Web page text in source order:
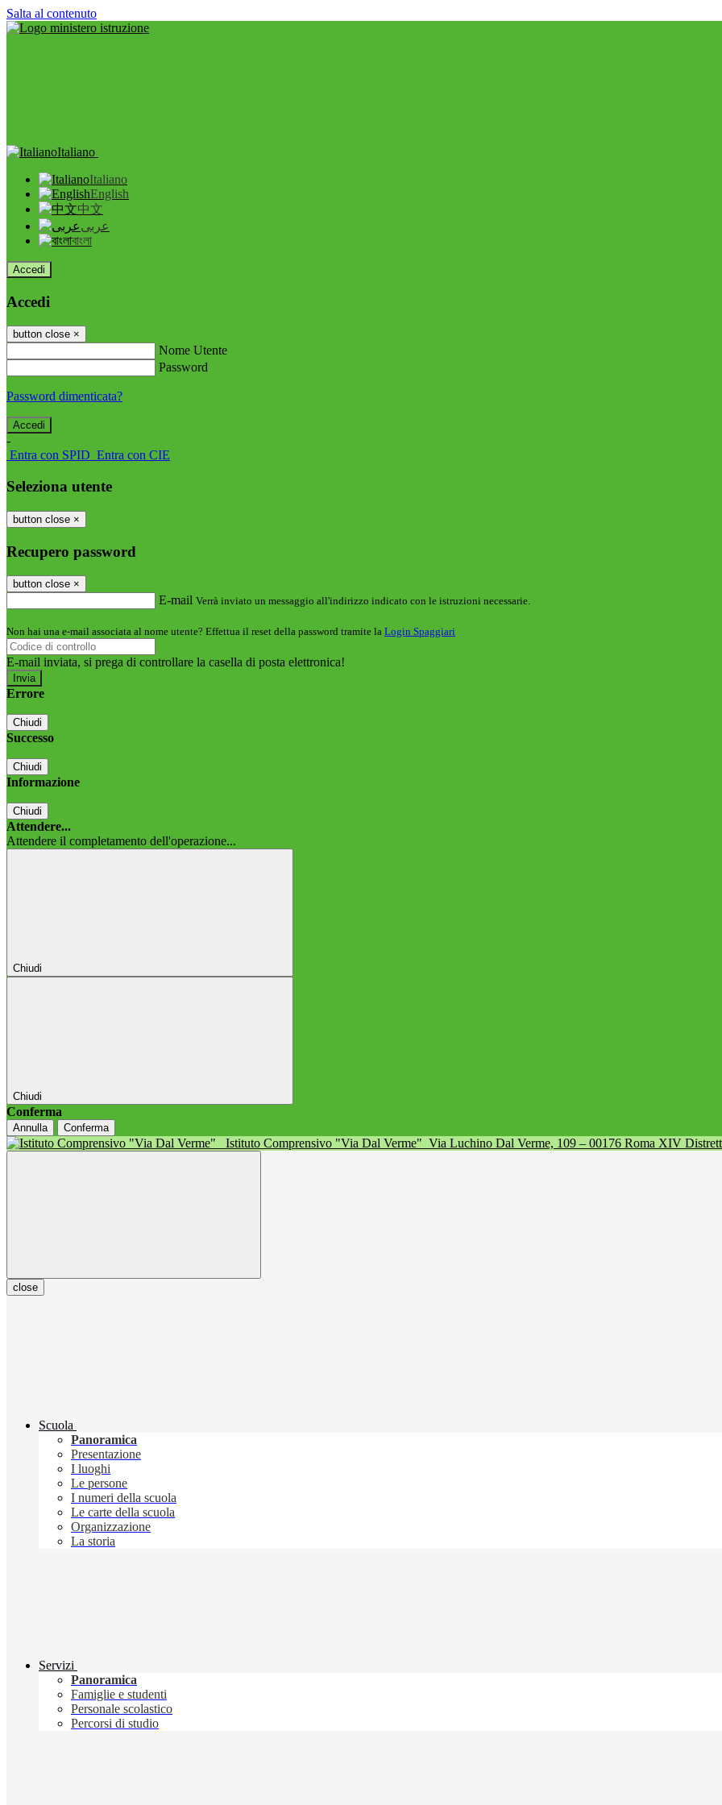
Salta al contenuto
Italiano
Italiano
English
中文
عربى
বাংলা
Accedi
Accedi
button close ×
Nome Utente
Password
Password dimenticata?
-
Entra con SPID Entra con CIE
Seleziona utente
button close ×
Recupero password
button close ×
E-mail Verrà inviato un messaggio all'indirizzo indicato con le istruzioni necessarie.
Non hai una e-mail associata al nome utente? Effettua il reset della password tramite la Login Spaggiari
E-mail inviata, si prega di controllare la casella di posta elettronica!
Errore
Chiudi
Successo
Chiudi
Informazione
Chiudi
Attendere...
Attendere il completamento dell'operazione...
Chiudi
Chiudi
Conferma
Annulla Conferma
Istituto Comprensivo "Via Dal Verme" Via Luchino Dal Verme, 109 – 00176 Roma XIV
close
Scuola
Panoramica
Presentazione
I luoghi
Le persone
I numeri della scuola
Le carte della scuola
Organizzazione
La storia
Servizi
Panoramica
Famiglie e studenti
Personale scolastico
Percorsi di studio